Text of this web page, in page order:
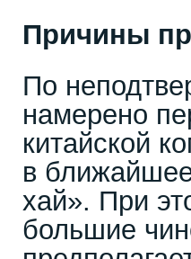
Причины
По
намерено
китайской
в ближайшее
хай». При
большие